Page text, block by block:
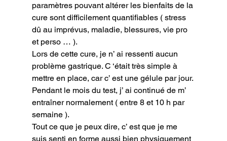
paramètres pouvant altérer les bienfaits de la
cure sont difficilement quantifiables ( stress
dû au imprévus, maladie, blessures, vie pro
et perso … ).
Lors de cette cure, je n’ ai ressenti aucun
problème gastrique. C ‘était très simple à
mettre en place, car c’ est une gélule par jour.
Pendant le mois du test, j’ ai continué de m’
entraîner normalement ( entre 8 et 10 h par
semaine ).
Tout ce que je peux dire, c’ est que je me
suis senti en forme aussi bien physiquement